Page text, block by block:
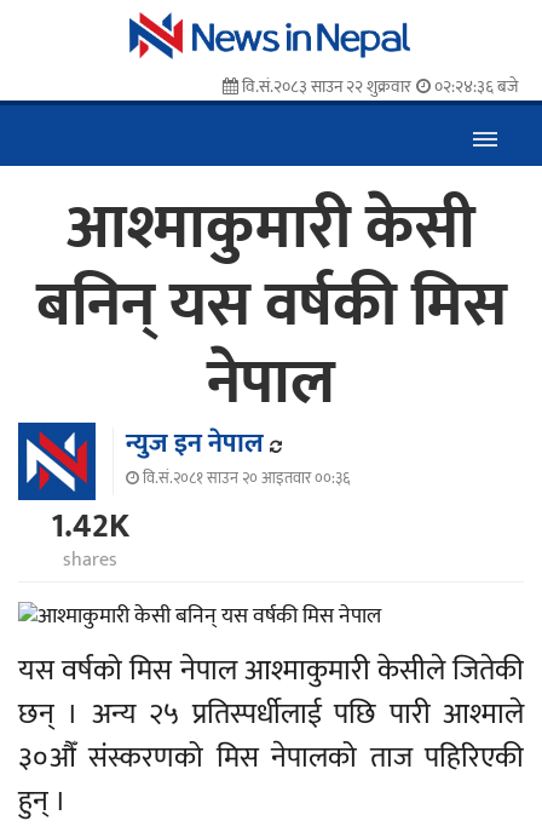
वि.सं.२०८३ साउन २२ शुक्रवार ०२:२४:३७ बजे
आश्माकुमारी केसी
बनिन् यस वर्षकी मिस
नेपाल
न्युज इन नेपाल
वि.सं.२०८१ साउन २० आइतवार ००:३६
1.42K
shares
यस वर्षको मिस नेपाल आश्माकुमारी केसीले जितेकी
छन् । अन्य २५ प्रतिस्पर्धीलाई पछि पारी आश्माले
३०औँ संस्करणको मिस नेपालको ताज पहिरिएकी
हुन् ।